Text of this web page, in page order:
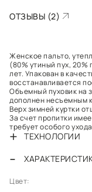
ОТЗЫВЫ (2)
Женское пальто,
(80% утиный пух,
лет. Упакован в
восстанавливается
Объемный пуховик на
дополнен несъемным
Верх зимней куртки
За счет пропитки
требует особого
ТЕХНОЛОГИИ
Цвет: